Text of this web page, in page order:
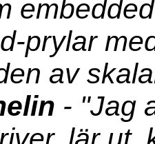
prylar
av
- "Jag